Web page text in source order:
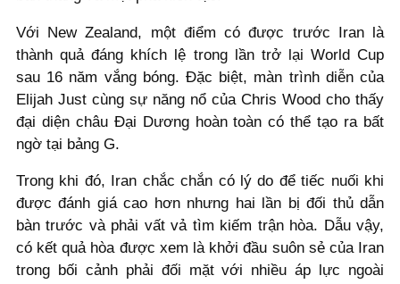
Với New Zealand, một điểm có được trước Iran là
thành quả đáng khích lệ trong lần trở lại World Cup
sau 16 năm vắng bóng. Đặc biệt, màn trình diễn của
Elijah Just cùng sự năng nổ của Chris Wood cho thấy
đại diện châu Đại Dương hoàn toàn có thể tạo ra bất
ngờ tại bảng G.
Trong khi đó, Iran chắc chắn có lý do để tiếc nuối khi
được đánh giá cao hơn nhưng hai lần bị đối thủ dẫn
bàn trước và phải vất vả tìm kiếm trận hòa. Dẫu vậy,
có kết quả hòa được xem là khởi đầu suôn sẻ của Iran
trong bối cảnh phải đối mặt với nhiều áp lực ngoài